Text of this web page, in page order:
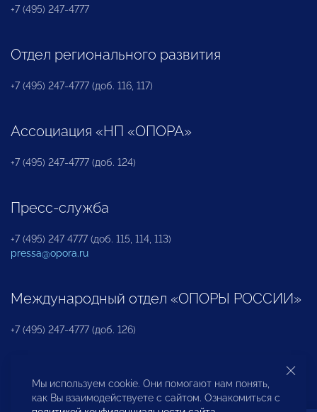
+7 (495) 247-4777
Отдел регионального развития
+7 (495) 247-4777 (доб. 116, 117)
Ассоциация «НП «ОПОРА»
+7 (495) 247-4777 (доб. 124)
Пресс-служба
+7 (495) 247 4777 (доб. 115, 114, 113)
pressa@opora.ru
Международный отдел «ОПОРЫ РОССИИ»
+7 (495) 247-4777 (доб. 126)
Бюро по защите прав предпринимателей и
инвесторов
Мы используем cookie. Они помогают нам понять,
как Вы взаимодействуете с сайтом. Ознакомиться с